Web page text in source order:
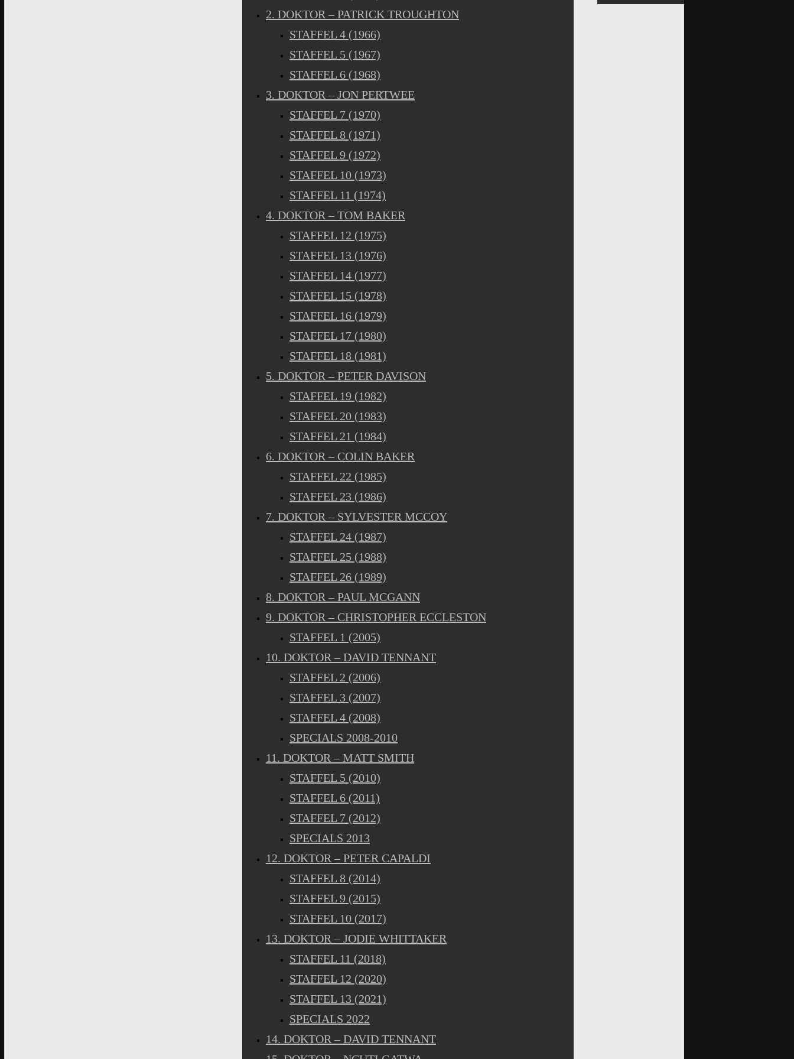
2. DOKTOR – PATRICK TROUGHTON
STAFFEL 4 (1966)
STAFFEL 5 (1967)
STAFFEL 6 (1968)
3. DOKTOR – JON PERTWEE
STAFFEL 7 (1970)
STAFFEL 8 (1971)
STAFFEL 9 (1972)
STAFFEL 10 (1973)
STAFFEL 11 (1974)
4. DOKTOR – TOM BAKER
STAFFEL 12 (1975)
STAFFEL 13 (1976)
STAFFEL 14 (1977)
STAFFEL 15 (1978)
STAFFEL 16 (1979)
STAFFEL 17 (1980)
STAFFEL 18 (1981)
5. DOKTOR – PETER DAVISON
STAFFEL 19 (1982)
STAFFEL 20 (1983)
STAFFEL 21 (1984)
6. DOKTOR – COLIN BAKER
STAFFEL 22 (1985)
STAFFEL 23 (1986)
7. DOKTOR – SYLVESTER MCCOY
STAFFEL 24 (1987)
STAFFEL 25 (1988)
STAFFEL 26 (1989)
8. DOKTOR – PAUL MCGANN
9. DOKTOR – CHRISTOPHER ECCLESTON
STAFFEL 1 (2005)
10. DOKTOR – DAVID TENNANT
STAFFEL 2 (2006)
STAFFEL 3 (2007)
STAFFEL 4 (2008)
SPECIALS 2008-2010
11. DOKTOR – MATT SMITH
STAFFEL 5 (2010)
STAFFEL 6 (2011)
STAFFEL 7 (2012)
SPECIALS 2013
12. DOKTOR – PETER CAPALDI
STAFFEL 8 (2014)
STAFFEL 9 (2015)
STAFFEL 10 (2017)
13. DOKTOR – JODIE WHITTAKER
STAFFEL 11 (2018)
STAFFEL 12 (2020)
STAFFEL 13 (2021)
SPECIALS 2022
14. DOKTOR – DAVID TENNANT